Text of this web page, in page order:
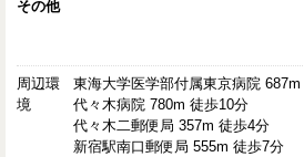
その他
周辺環
境
東海大学医学部付属東京病院
代々木病院 780m 徒歩10分
代々木二郵便局 357m 徒歩4分
新宿駅南口郵便局 555m 徒歩7分